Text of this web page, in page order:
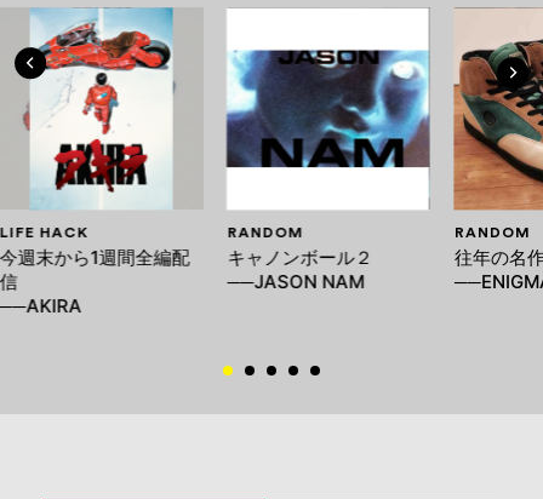
LIFE HACK
今週末から1週間全編配
信
──AKIRA
RANDOM
キャノンボール２
──JASON NAM
RANDOM
往年の名